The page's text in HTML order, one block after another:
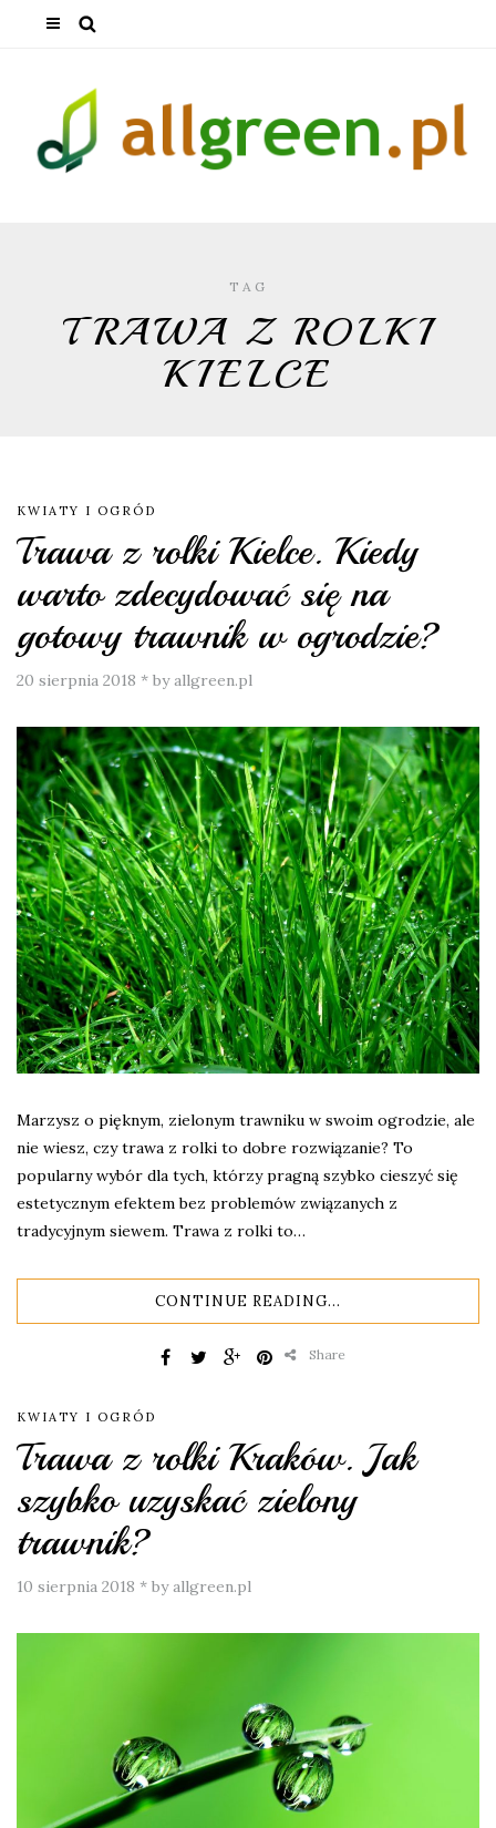
TAG
TRAWA Z ROLKI
KIELCE
KWIATY I OGRÓD
Trawa z rolki Kielce. Kiedy
warto zdecydować się na
gotowy trawnik w ogrodzie?
20 sierpnia 2018 * by allgreen.pl
Marzysz o pięknym, zielonym trawniku w swoim ogrodzie, ale
nie wiesz, czy trawa z rolki to dobre rozwiązanie? To
popularny wybór dla tych, którzy pragną szybko cieszyć się
estetycznym efektem bez problemów związanych z
tradycyjnym siewem. Trawa z rolki to…
CONTINUE READING...
Share
KWIATY I OGRÓD
Trawa z rolki Kraków. Jak
szybko uzyskać zielony
trawnik?
10 sierpnia 2018 * by allgreen.pl